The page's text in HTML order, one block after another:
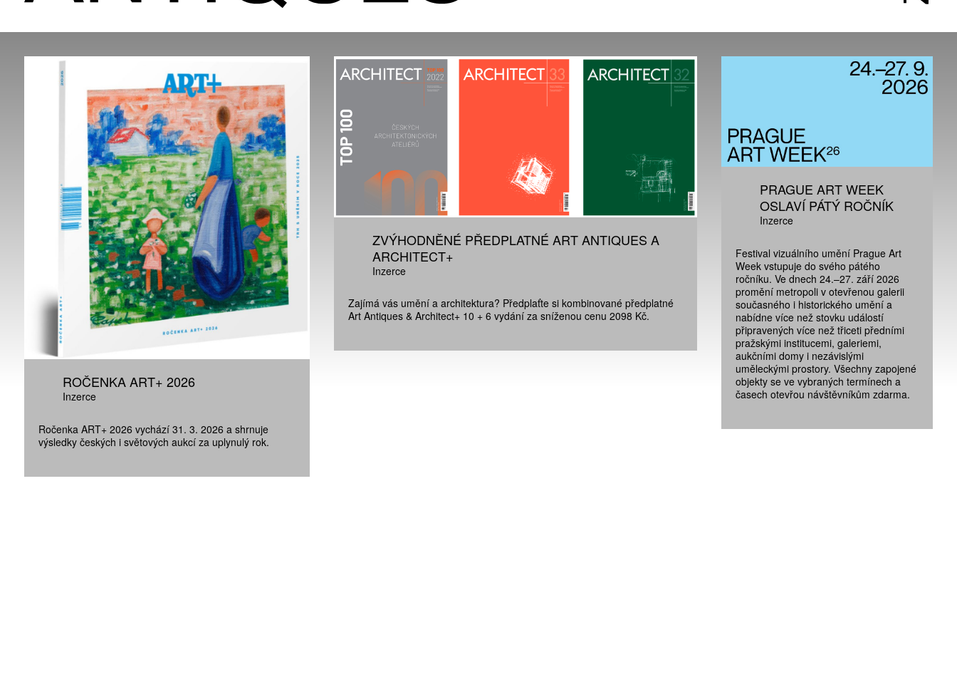
ROČENKA ART+ 2026
Inzerce
Ročenka ART+ 2026 vychází 31. 3. 2026 a shrnuje
výsledky českých i světových aukcí za uplynulý rok.
ZVÝHODNĚNÉ PŘEDPLATNÉ ART ANTIQUES A
ARCHITECT+
Inzerce
Zajímá vás umění a architektura? Předplaťte si kombinované předplatné
Art Antiques & Architect+ 10 + 6 vydání za sníženou cenu 2098 Kč.
PRAGUE ART WEEK
OSLAVÍ PÁTÝ ROČNÍK
Inzerce
Festival vizuálního umění Prague Art
Week vstupuje do svého pátého
ročníku. Ve dnech 24.–27. září 2026
promění metropoli v otevřenou galerii
současného i historického umění a
nabídne více než stovku událostí
připravených více než třiceti předními
pražskými institucemi, galeriemi,
aukčními domy i nezávislými
uměleckými prostory. Všechny zapojené
objekty se ve vybraných termínech a
časech otevřou návštěvníkům zdarma.